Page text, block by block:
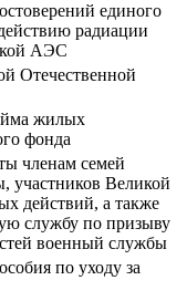
единого
радиации
АЭС
Отечественной
жилых
фонда
членам семей
участников Великой
действий, а также
службу по призыву
военный службы
по уходу за